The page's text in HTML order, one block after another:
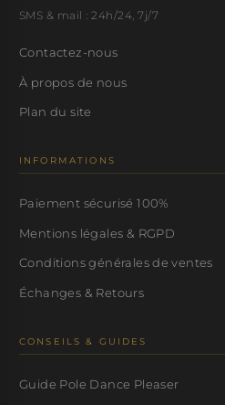
SMS & mail : 24h/24, 7j/7
Contactez-nous
À propos de nous
Plan du site
INFORMATIONS
Paiement sécurisé 100%
Mentions légales & RGPD
Conditions générales de ventes
Échanges & Retours
CONSEILS & GUIDES
Guide Pole Dance Pleaser